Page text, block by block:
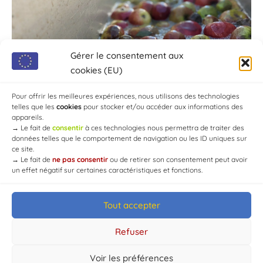
Gérer le consentement aux
cookies (EU)
Pour offrir les meilleures expériences, nous utilisons des technologies
telles que les cookies pour stocker et/ou accéder aux informations des
appareils.
→ Le fait de consentir à ces technologies nous permettra de traiter des
données telles que le comportement de navigation ou les ID uniques sur
ce site.
→ Le fait de ne pas consentir ou de retirer son consentement peut avoir
un effet négatif sur certaines caractéristiques et fonctions.
Tout accepter
Refuser
Voir les préférences
© Mairie de Chaource [2004-2024] | Tous droits réservés.
Developed byWEB3-DESIGN